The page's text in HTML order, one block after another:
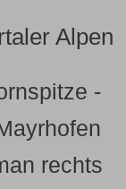
Alpen
-
rechts